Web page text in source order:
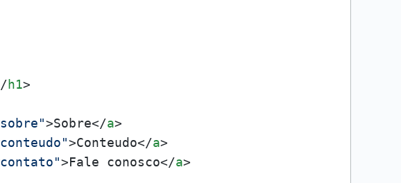
h1>
>Sobre</a>
>Conteudo</a>
>Fale conosco</a>